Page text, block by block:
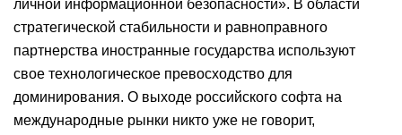
личной информационной безопасности». В области
стратегической стабильности и равноправного
партнерства иностранные государства используют
свое технологическое превосходство для
доминирования. О выходе российского софта на
международные рынки никто уже не говорит,